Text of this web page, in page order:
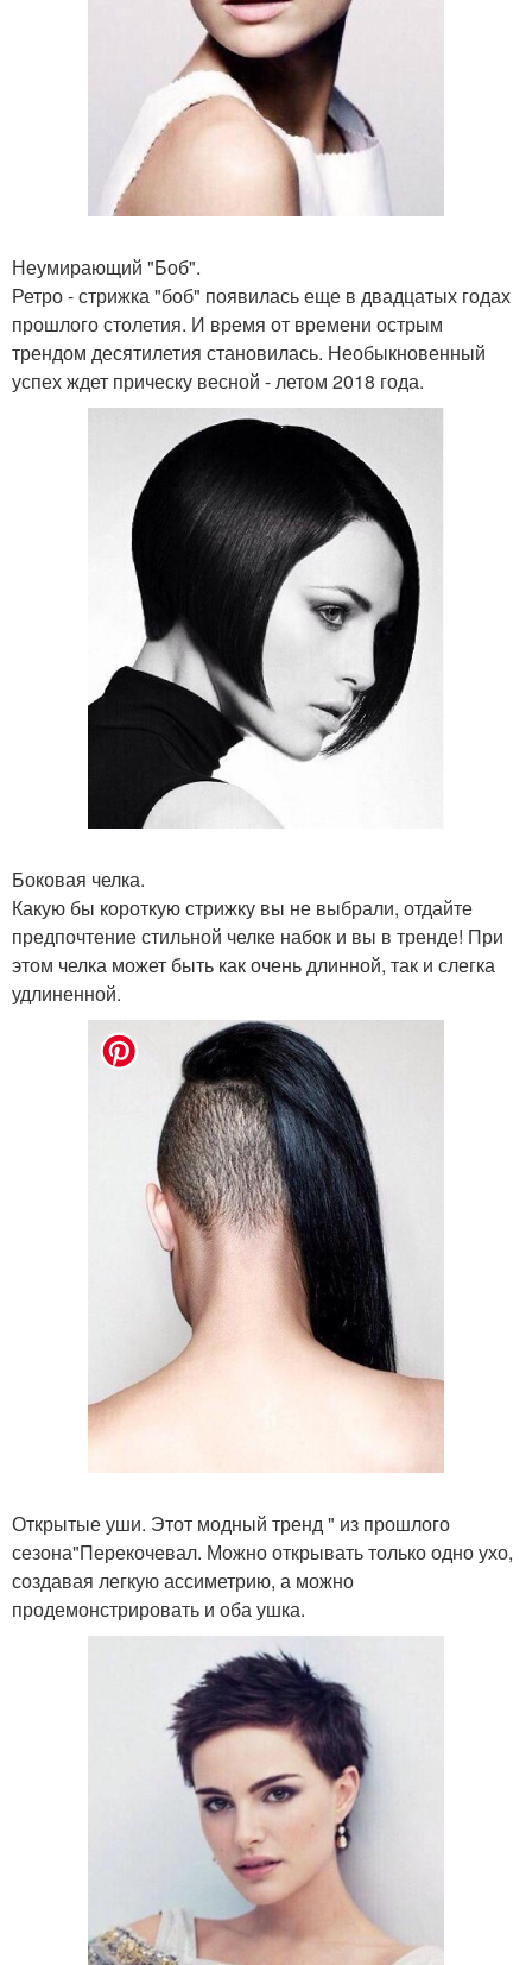
Неумирающий "Боб".
Ретро - стрижка "боб" появилась еще в двадцатых годах
прошлого столетия. И время от времени острым
трендом десятилетия становилась. Необыкновенный
успех ждет прическу весной - летом 2018 года.
Боковая челка.
Какую бы короткую стрижку вы не выбрали, отдайте
предпочтение стильной челке набок и вы в тренде! При
этом челка может быть как очень длинной, так и слегка
удлиненной.
Открытые уши. Этот модный тренд " из прошлого
сезона"Перекочевал. Можно открывать только одно ухо,
создавая легкую ассиметрию, а можно
продемонстрировать и оба ушка.